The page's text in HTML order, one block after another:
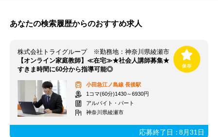
あなたの検索履歴からのおすすめ求人
株式会社トライグループ ※勤務地：神奈川県綾瀬市
【オンライン家庭教師】≪在宅≫★社会人講師募集★
すきま時間に60分から指導可能◎
小田急江ノ島線 長後駅
1コマ(60分)1430～6930円
アルバイト・パート
神奈川県綾瀬市
応募終了日：8月31日